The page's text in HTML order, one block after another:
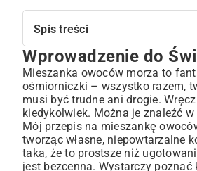
Spis treści
Wprowadzenie do Świata
Dlaczego warto przygotować
Rodzaje owoców morza w
Jak Wybrać Idealne Składniki do
Świeże czy mrożone – co wybrać i
Niezbędne przyprawy i dodatki
Krok po Kroku: Klasyczny
Wprowadzenie do
Mieszanka owoców morza to
ośmiorniczki – wszystko razem,
musi być trudne ani drogie.
kiedykolwiek. Można je znaleźć
Mój przepis na mieszankę
tworząc własne, niepowtarzalne
taka, że to prostsze niż
jest bezcenna. Wystarczy